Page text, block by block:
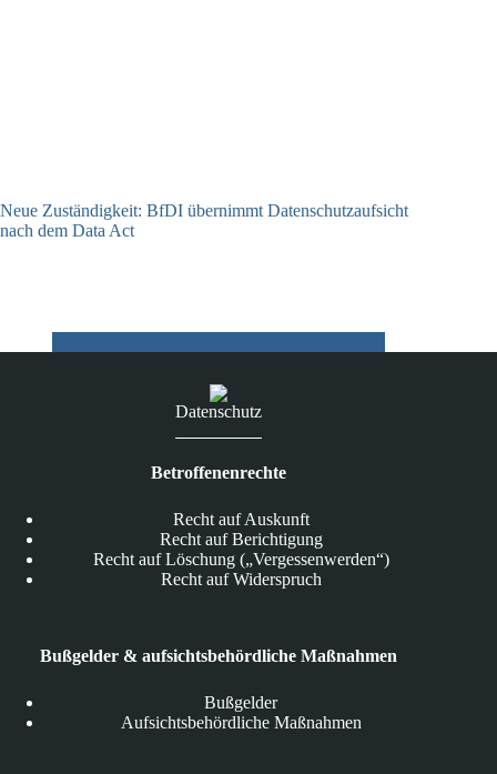
Neue Zuständigkeit: BfDI übernimmt Datenschutzaufsicht
nach dem Data Act
Datenschutz
Betroffenenrechte
Recht auf Auskunft
Recht auf Berichtigung
Recht auf Löschung („Vergessenwerden“)
Recht auf Widerspruch
Bußgelder & aufsichtsbehördliche Maßnahmen
Bußgelder
Aufsichtsbehördliche Maßnahmen